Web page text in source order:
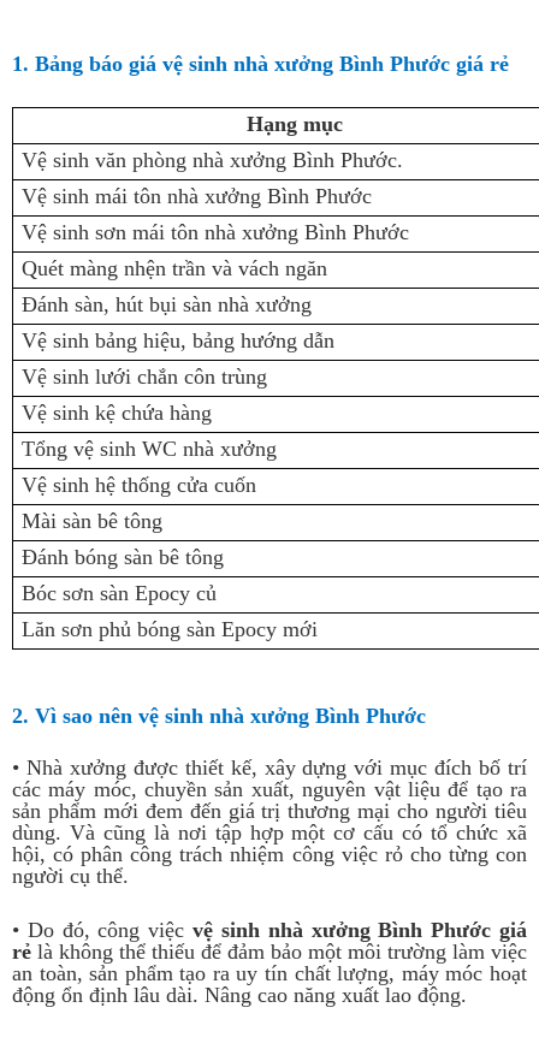
1. Bảng báo giá vệ sinh nhà xưởng Bình Phước giá rẻ
Hạng mục
Vệ sinh văn phòng nhà xưởng Bình Phước.
Vệ sinh mái tôn nhà xưởng Bình Phước
Vệ sinh sơn mái tôn nhà xưởng Bình Phước
Quét màng nhện trần và vách ngăn
Đánh sàn, hút bụi sàn nhà xưởng
Vệ sinh bảng hiệu, bảng hướng dẫn
Vệ sinh lưới chắn côn trùng
Vệ sinh kệ chứa hàng
Tổng vệ sinh WC nhà xưởng
Vệ sinh hệ thống cửa cuốn
Mài sàn bê tông
Đánh bóng sàn bê tông
Bóc sơn sàn Epocy củ
Lăn sơn phủ bóng sàn Epocy mới
2. Vì sao nên vệ sinh nhà xưởng Bình Phước
• Nhà xưởng được thiết kế, xây dựng với mục đích bố trí
các máy móc, chuyền sản xuất, nguyên vật liệu để tạo ra
sản phẩm mới đem đến giá trị thương mại cho người tiêu
dùng. Và cũng là nơi tập hợp một cơ cấu có tổ chức xã
hội, có phân công trách nhiệm công việc rỏ cho từng con
người cụ thể.
• Do đó, công việc vệ sinh nhà xưởng Bình Phước giá
rẻ là không thể thiếu để đảm bảo một môi trường làm việc
an toàn, sản phẩm tạo ra uy tín chất lượng, máy móc hoạt
động ổn định lâu dài. Nâng cao năng xuất lao động.